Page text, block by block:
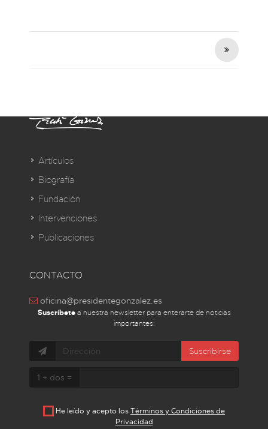
Artículos
Biografía
Fundación
Intervenciones
Publicaciones
CONTACTO
oficina@presidentegonzalez.es
Suscríbetea nuestra newsletter para enterarte de noticias
importantes:
Suscribirse
1 + dos =
He leído y acepto losTérminos y Condiciones de
Privacidad